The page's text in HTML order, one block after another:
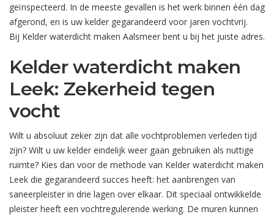
geïnspecteerd. In de meeste gevallen is het werk binnen één dag
afgerond, en is uw kelder gegarandeerd voor jaren vochtvrij.
Bij Kelder waterdicht maken Aalsmeer bent u bij het juiste adres.
Kelder waterdicht maken
Leek: Zekerheid tegen
vocht
Wilt u absoluut zeker zijn dat alle vochtproblemen verleden tijd
zijn? Wilt u uw kelder eindelijk weer gaan gebruiken als nuttige
ruimte? Kies dan voor de methode van Kelder waterdicht maken
Leek die gegarandeerd succes heeft: het aanbrengen van
saneerpleister in drie lagen over elkaar. Dit speciaal ontwikkelde
pleister heeft een vochtregulerende werking. De muren kunnen